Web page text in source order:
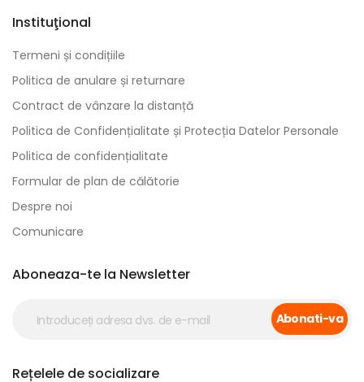
Instituţional
Termeni și condițiile
Politica de anulare și returnare
Contract de vânzare la distanță
Politica de Confidențialitate și Protecția Datelor Personale
Politica de confidențialitate
Formular de plan de călătorie
Despre noi
Comunicare
Aboneaza-te la Newsletter
Abonati-va
Rețelele de socializare